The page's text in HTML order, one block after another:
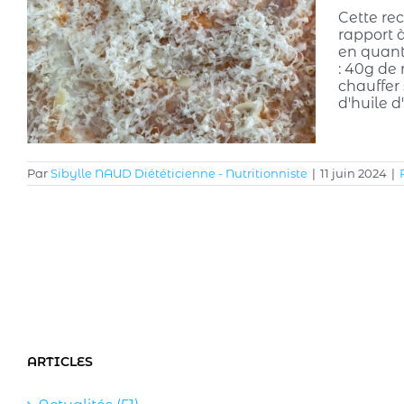
Cette
rapport
en
: 40g de
chauffer
d'huile
ParSibylle NAUD Diététicienne - Nutritionniste | 11 juin 2024 |
ARTICLES